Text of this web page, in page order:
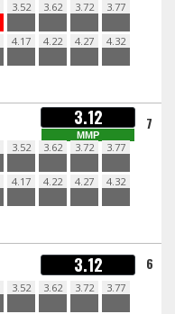
3.52 3.62 3.72 3.77
4.17 4.22 4.27 4.32
3.12
MMP
7
3.52 3.62 3.72 3.77
4.17 4.22 4.27 4.32
3.12 6
3.52 3.62 3.72 3.77